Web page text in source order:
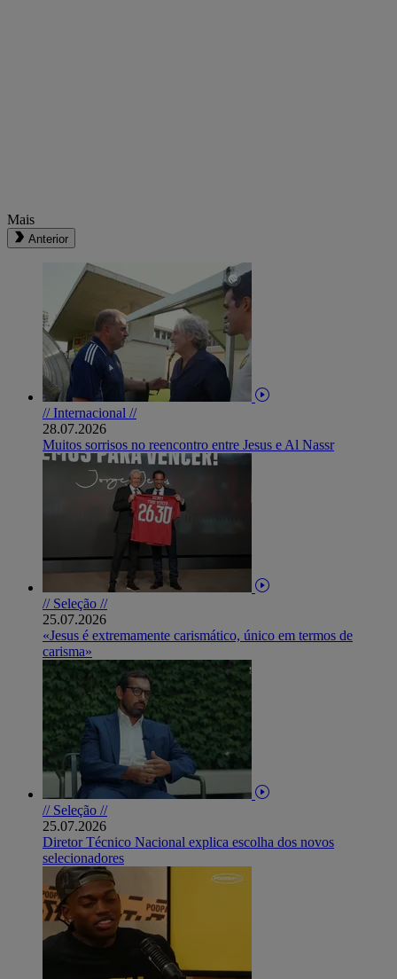
Mais
Anterior
// Internacional //
28.07.2026
Muitos sorrisos no reencontro entre Jesus e Al Nassr
// Seleção //
25.07.2026
«Jesus é extremamente carismático, único em termos de
carisma»
// Seleção //
25.07.2026
Diretor Técnico Nacional explica escolha dos novos
selecionadores